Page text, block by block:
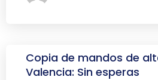
Copia de mandos de
Valencia: Sin esperas